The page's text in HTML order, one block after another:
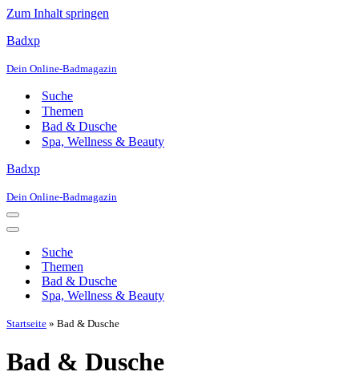
Zum Inhalt springen
Badxp
Dein Online-Badmagazin
Suche
Themen
Bad & Dusche
Spa, Wellness & Beauty
Badxp
Dein Online-Badmagazin
Navigationsmenü
Navigationsmenü
Suche
Themen
Bad & Dusche
Spa, Wellness & Beauty
Startseite » Bad & Dusche
Bad & Dusche